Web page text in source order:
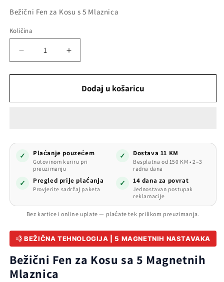
Inventarna
proizvoda
(SKU):
Bežični Fen za Kosu s 5 Mlaznica
Količina
Količina
Smanji
količinu
proizvoda
Magnetnih
Mlaznica
Povećaj
količinu
proizvoda
Bežični
Magnetnih
Mlaznica
Dodaj u košaricu
✓ Plaćanje pouzećem
Gotovinom kuriru pri
preuzimanju
✓ Dostava 11 KM
Besplatna od 150 KM • 2–3
radna dana
✓ Pregled prije plaćanja
Provjerite sadržaj paketa
✓ 14 dana za povrat
Jednostavan postupak
reklamacije
Bez kartice i online uplate — plaćate tek prilikom preuzimanja.
💨 BEŽIČNA TEHNOLOGIJA | 5 MAGNETNIH NASTAVAKA
Bežični Fen za Kosu sa 5 Magnetnih
Mlaznica